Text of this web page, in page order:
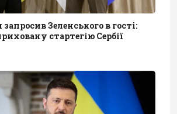
Зеленського в гості:
стартегію Сербії